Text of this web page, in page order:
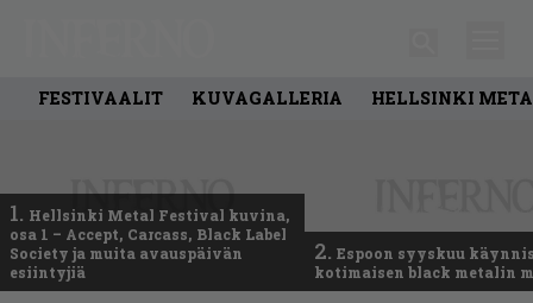
FESTIVAALIT KUVAGALLERIA HELLSINKI
1. Hellsinki Metal Festival kuvina,
osa 1 – Accept, Carcass, Black Label
Society ja muita avauspäivän
esiintyjiä
2. Espoon syyskuu
kotimaisen black metalin